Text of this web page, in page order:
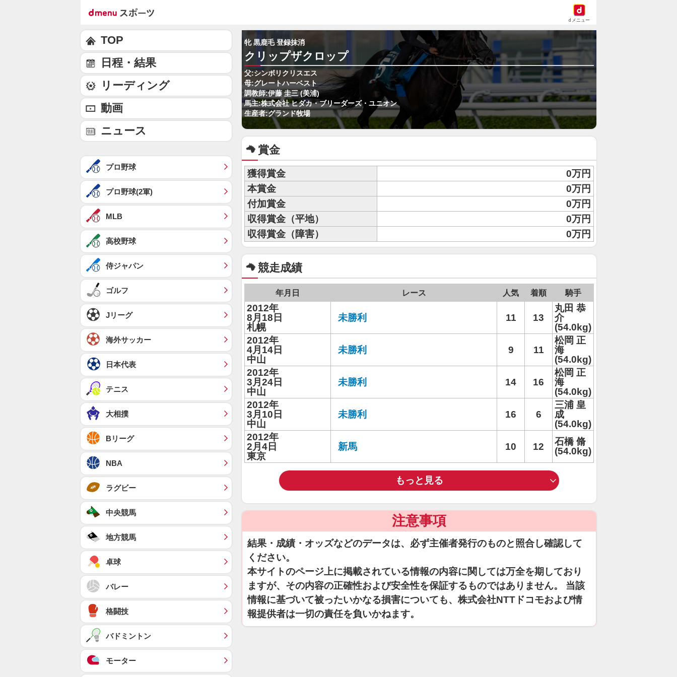
dメニュー
牝 黒鹿毛 登録抹消
クリップザクロップ
父:シンボリクリスエス
母:グレートハーベスト
調教師:伊藤 圭三 (美浦)
馬主:株式会社 ヒダカ・ブリーダーズ・ユニオン
生産者:グランド牧場
賞金
獲得賞金
0万円
本賞金
0万円
付加賞金
0万円
収得賞金（平地）
0万円
収得賞金（障害）
0万円
競走成績
年月日 レース 人気 着順 騎手
2012年
8月18日
札幌
未勝利 11 13
丸田 恭
介
(54.0kg)
2012年
4月14日
中山
未勝利 9 11
松岡 正
海
(54.0kg)
2012年
3月24日
中山
未勝利 14 16
松岡 正
海
(54.0kg)
2012年
3月10日
中山
未勝利 16 6
三浦 皇
成
(54.0kg)
2012年
2月4日
東京
新馬 10 12
石橋 脩
(54.0kg)
もっと見る
注意事項
結果・成績・オッズなどのデータは、必ず主催者発行のものと照合し確認して
ください。
本サイトのページ上に掲載されている情報の内容に関しては万全を期しており
ますが、その内容の正確性および安全性を保証するものではありません。 当該
情報に基づいて被ったいかなる損害についても、株式会社NTTドコモおよび情
報提供者は一切の責任を負いかねます。
TOP
日程・結果
リーディング
動画
ニュース
プロ野球
プロ野球(2軍)
MLB
高校野球
侍ジャパン
ゴルフ
Jリーグ
海外サッカー
日本代表
テニス
大相撲
Bリーグ
NBA
ラグビー
中央競馬
地方競馬
卓球
バレー
格闘技
バドミントン
モーター